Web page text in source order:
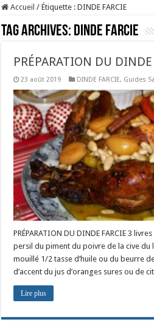
Accueil / Étiquette :DINDE FARCIE
Tag Archives: DINDE FARCIE
PRÉPARATION DU DINDE
23 août 2019 DINDE FARCIE, Guides
PRÉPARATION DU DINDE FARCIE 3
persil du piment du poivre de la cive du
mouillé 1/2 tasse d’huile ou du beurre
d’accent du jus d’oranges sures ou de
Lire plus